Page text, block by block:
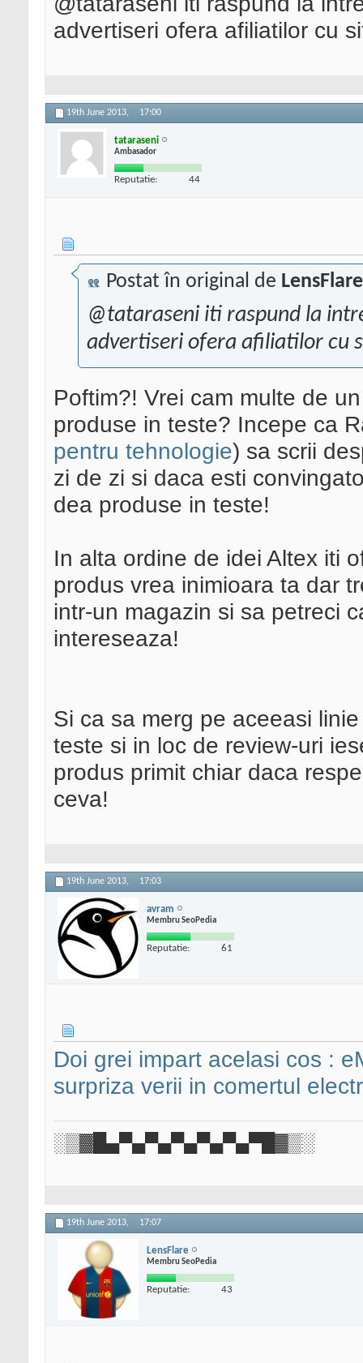
advertiseri ofera afiliatilor cu
19th June 2013, 17:00
tataraseni
Ambasador
Reputatie: 44
Postat în original de LensFlare
@tataraseni iti raspund la
advertiseri ofera afiliatilor cu
Poftim?! Vrei cam multe de
produse in teste? Incepe ca
pentru tehnologie) sa scrii
zi de zi si daca esti
dea produse in teste!
In alta ordine de idei Altex iti
produs vrea inimioara ta dar
intr-un magazin si sa petreci
intereseaza!
Si ca sa merg pe aceeasi
teste si in loc de review-uri
produs primit chiar daca
ceva!
19th June 2013, 17:03
avram
Membru SeoPedia
Reputatie: 61
Doi grei impart acelasi cos :
surpriza verii in comertul
░▒▓█▄▀▄▀▄▀▄▀▄▀▄▀█▓▒░
19th June 2013, 17:07
LensFlare
Membru SeoPedia
Reputatie: 43